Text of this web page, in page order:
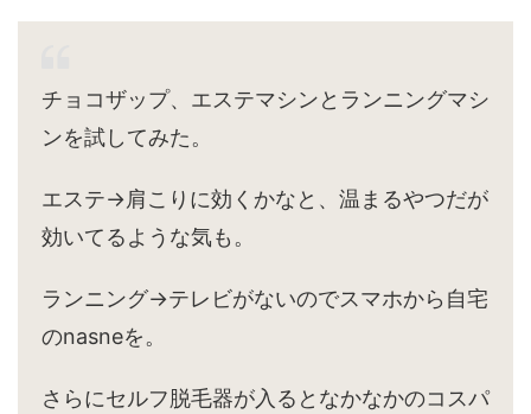
チョコザップ、エステマシンとランニングマシ
ンを試してみた。
エステ→肩こりに効くかなと、温まるやつだが
効いてるような気も。
ランニング→テレビがないのでスマホから自宅
のnasneを。
さらにセルフ脱毛器が入るとなかなかのコスパ